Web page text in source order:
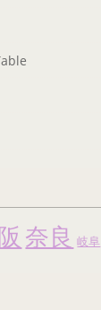
奈良 岐阜